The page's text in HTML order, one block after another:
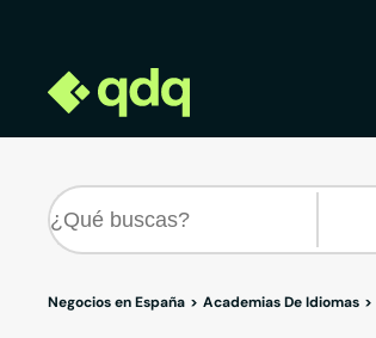
Negocios en España Academias De Idiomas